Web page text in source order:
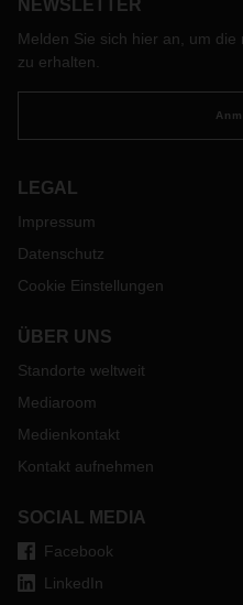
Diebstahlschutz sicher.
NEWSLETTER
Melden Sie sich hier an, um die
zu erhalten.
LEGAL
Impressum
Datenschutz
Cookie Einstellungen
ÜBER UNS
Standorte weltweit
Mediaroom
Medienkontakt
Kontakt aufnehmen
SOCIAL MEDIA
Facebook
LinkedIn